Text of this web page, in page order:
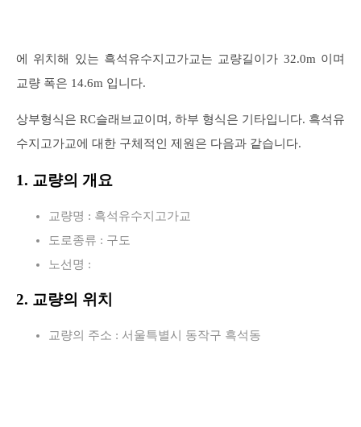
에 위치해 있는 흑석유수지고가교는 교량길이가 32.0m 이며
교량 폭은 14.6m 입니다.
상부형식은 RC슬래브교이며, 하부 형식은 기타입니다. 흑석유
수지고가교에 대한 구체적인 제원은 다음과 같습니다.
1. 교량의 개요
교량명 : 흑석유수지고가교
도로종류 : 구도
노선명 :
2. 교량의 위치
교량의 주소 : 서울특별시 동작구 흑석동